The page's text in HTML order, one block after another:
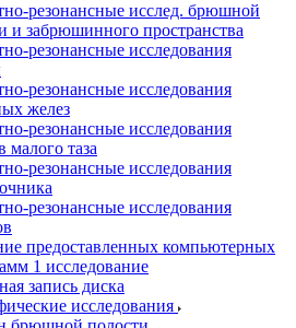
резонансные исслед. брюшной
и забрюшинного пространства
резонансные исследования
резонансные исследования
желез
резонансные исследования
малого таза
резонансные исследования
резонансные исследования
предоставленных компьютерных
1 исследование
запись диска
исследования